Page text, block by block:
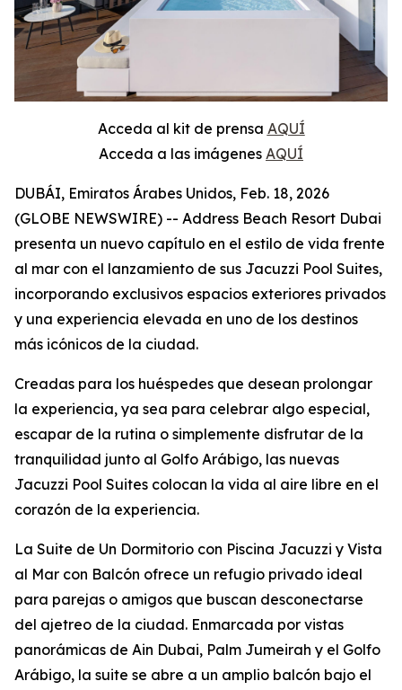
Acceda al kit de prensa AQUÍ
Acceda a las imágenes AQUÍ
DUBÁI, Emiratos Árabes Unidos, Feb. 18, 2026
(GLOBE NEWSWIRE) -- Address Beach Resort Dubai
presenta un nuevo capítulo en el estilo de vida frente
al mar con el lanzamiento de sus Jacuzzi Pool Suites,
incorporando exclusivos espacios exteriores privados
y una experiencia elevada en uno de los destinos
más icónicos de la ciudad.
Creadas para los huéspedes que desean prolongar
la experiencia, ya sea para celebrar algo especial,
escapar de la rutina o simplemente disfrutar de la
tranquilidad junto al Golfo Arábigo, las nuevas
Jacuzzi Pool Suites colocan la vida al aire libre en el
corazón de la experiencia.
La Suite de Un Dormitorio con Piscina Jacuzzi y Vista
al Mar con Balcón ofrece un refugio privado ideal
para parejas o amigos que buscan desconectarse
del ajetreo de la ciudad. Enmarcada por vistas
panorámicas de Ain Dubai, Palm Jumeirah y el Golfo
Arábigo, la suite se abre a un amplio balcón bajo el